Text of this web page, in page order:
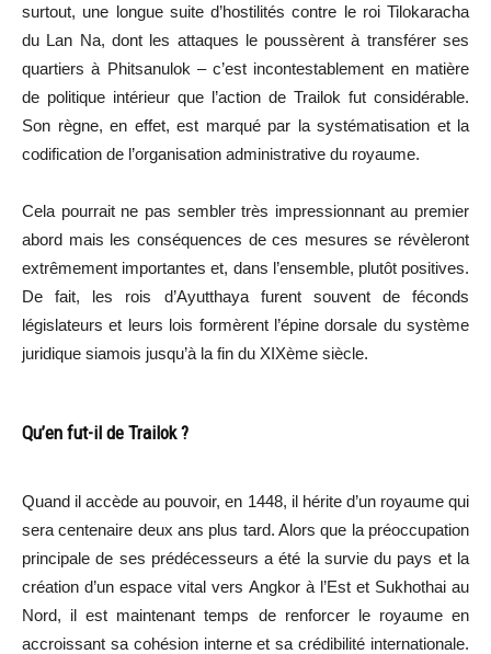
surtout, une longue suite d’hostilités contre le roi Tilokaracha
du Lan Na, dont les attaques le poussèrent à transférer ses
quartiers à Phitsanulok – c’est incontestablement en matière
de politique intérieur que l’action de Trailok fut considérable.
Son règne, en effet, est marqué par la systématisation et la
codification de l’organisation administrative du royaume.
Cela pourrait ne pas sembler très impressionnant au premier
abord mais les conséquences de ces mesures se révèleront
extrêmement importantes et, dans l’ensemble, plutôt positives.
De fait, les rois d’Ayutthaya furent souvent de féconds
législateurs et leurs lois formèrent l’épine dorsale du système
juridique siamois jusqu’à la fin du XIXème siècle.
Qu’en fut-il de Trailok ?
Quand il accède au pouvoir, en 1448, il hérite d’un royaume qui
sera centenaire deux ans plus tard. Alors que la préoccupation
principale de ses prédécesseurs a été la survie du pays et la
création d’un espace vital vers Angkor à l’Est et Sukhothai au
Nord, il est maintenant temps de renforcer le royaume en
accroissant sa cohésion interne et sa crédibilité internationale.